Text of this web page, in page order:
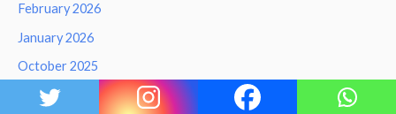
February 2026
January 2026
October 2025
September 2025